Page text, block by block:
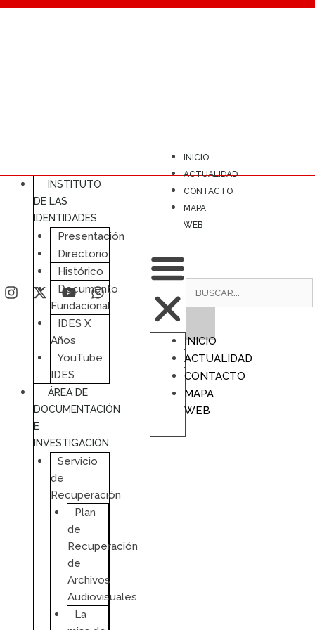
INICIO
ACTUALIDAD
CONTACTO
MAPA
WEB
INICIO
ACTUALIDAD
CONTACTO
MAPA
WEB
INSTITUTO
DE LAS
IDENTIDADES
Presentación
Directorio
Histórico
Documento
Fundacional
IDES X
Años
YouTube
IDES
ÁREA DE
DOCUMENTACIÓN
E
INVESTIGACIÓN
Servicio
de
Recuperación
Plan
de
Recuperación
de
Archivos
Audiovisuales
La